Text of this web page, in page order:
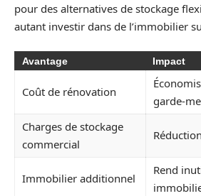
pour des alternatives de stockage
autant investir dans de l’immobilier
Avantage Impact
Coût de rénovation
garde-
Charges de stockage
commercial
Immobilier additionnel
Rend